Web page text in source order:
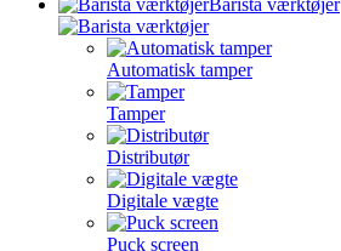
Barista værktøjer
Automatisk tamper
Tamper
Distributør
Digitale vægte
Puck screen